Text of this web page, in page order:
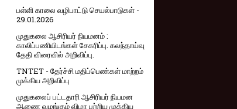
பள்ளி காலை வழிபாட்டு செயல்பாடுகள் -
29.01.2026
முதுகலை ஆசிரியர் நியமனம் :
காலிப்பணியிடங்கள் சேகரிப்பு. கலந்தாய்வு
தேதி விரைவில் அறிவிப்பு.
TNTET - தேர்ச்சி மதிப்பெண்கள் மாற்றம்
முக்கிய அறிவிப்பு
முதுகலைப் பட்டதாரி ஆசிரியர் நியமன
ஆணை வழங்கும் விழா பற்றிய முக்கிய